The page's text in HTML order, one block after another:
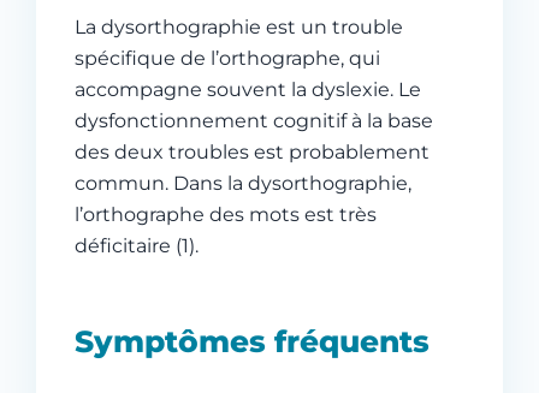
La dysorthographie est un trouble
spécifique de l’orthographe, qui
accompagne souvent la dyslexie. Le
dysfonctionnement cognitif à la base
des deux troubles est probablement
commun. Dans la dysorthographie,
l’orthographe des mots est très
déficitaire (1).
Symptômes fréquents